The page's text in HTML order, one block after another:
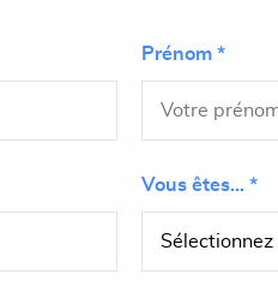
Prénom *
Vous êtes... *